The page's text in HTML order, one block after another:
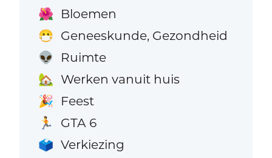
🌺 Bloemen
😷 Geneeskunde, Gezondheid
👽 Ruimte
🏡 Werken vanuit huis
🎉 Feest
🏃 GTA 6
🗳️ Verkiezing